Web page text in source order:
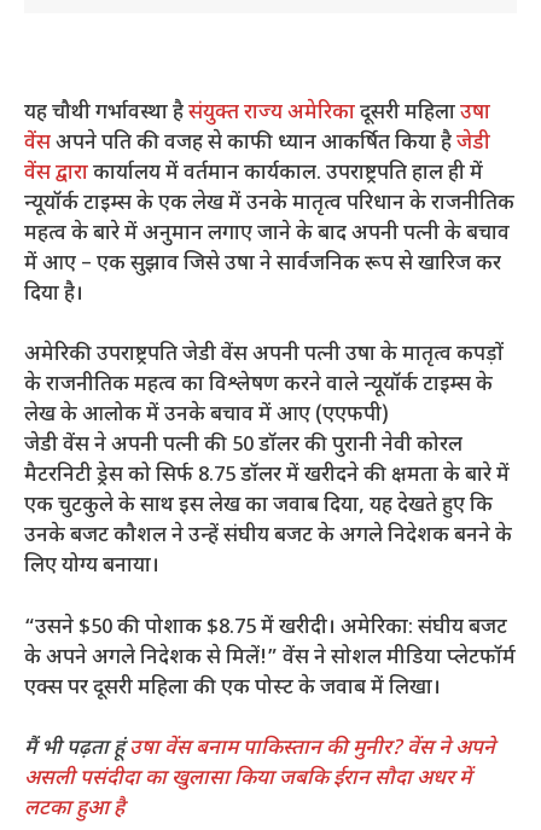
यह चौथी गर्भावस्था हैसंयुक्त राज्य अमेरिकादूसरी महिलाउषा
वेंसअपने पति की वजह से काफी ध्यान आकर्षित किया हैजेडी
वेंस द्वाराकार्यालय में वर्तमान कार्यकाल. उपराष्ट्रपति हाल ही में
न्यूयॉर्क टाइम्स के एक लेख में उनके मातृत्व परिधान के राजनीतिक
महत्व के बारे में अनुमान लगाए जाने के बाद अपनी पत्नी के बचाव
में आए – एक सुझाव जिसे उषा ने सार्वजनिक रूप से खारिज कर
दिया है।
अमेरिकी उपराष्ट्रपति जेडी वेंस अपनी पत्नी उषा के मातृत्व कपड़ों
के राजनीतिक महत्व का विश्लेषण करने वाले न्यूयॉर्क टाइम्स के
लेख के आलोक में उनके बचाव में आए (एएफपी)
जेडी वेंस ने अपनी पत्नी की 50 डॉलर की पुरानी नेवी कोरल
मैटरनिटी ड्रेस को सिर्फ 8.75 डॉलर में खरीदने की क्षमता के बारे में
एक चुटकुले के साथ इस लेख का जवाब दिया, यह देखते हुए कि
उनके बजट कौशल ने उन्हें संघीय बजट के अगले निदेशक बनने के
लिए योग्य बनाया।
“उसने $50 की पोशाक $8.75 में खरीदी। अमेरिका: संघीय बजट
के अपने अगले निदेशक से मिलें!” वेंस ने सोशल मीडिया प्लेटफॉर्म
एक्स पर दूसरी महिला की एक पोस्ट के जवाब में लिखा।
मैं भी पढ़ता हूंउषा वेंस बनाम पाकिस्तान की मुनीर? वेंस ने अपने
असली पसंदीदा का खुलासा किया जबकि ईरान सौदा अधर में
लटका हुआ है